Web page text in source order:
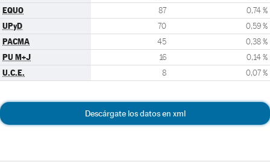
EQUO 87 0,74 %
UPyD 70 0,59 %
PACMA 45 0,38 %
PU M+J 16 0,14 %
U.C.E. 8 0,07 %
Descárgate los datos en xml